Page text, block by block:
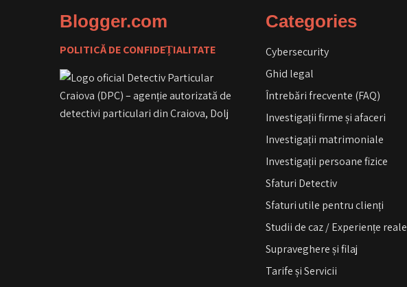
Blogger.com
POLITICĂ DE CONFIDEȚIALITATE
Categories
Cybersecurity
Ghid legal
Întrebări frecvente (FAQ)
Investigații firme și afaceri
Investigații matrimoniale
Investigații persoane fizice
Sfaturi Detectiv
Sfaturi utile pentru clienți
Studii de caz / Experiențe reale
Supraveghere și filaj
Tarife și Servicii